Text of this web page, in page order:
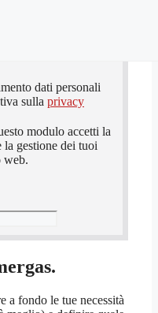
dati personali
sulla privacy
modulo accetti la
la gestione dei tuoi
web.
a fondo le tue necessità